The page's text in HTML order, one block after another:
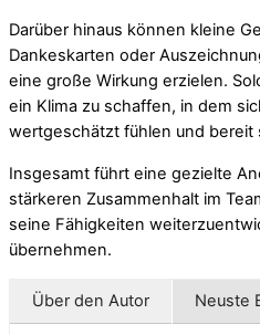
Darüber hinaus können kleine
Dankeskarten oder
eine große Wirkung erzielen.
ein Klima zu schaffen, in dem
wertgeschätzt fühlen und bereit
Insgesamt führt eine gezielte
stärkeren Zusammenhalt im
seine Fähigkeiten
übernehmen.
Über den Autor Neuste